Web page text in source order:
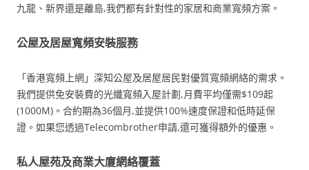
九龍、新界還是離島,我們都有針對性的家居和商業寬頻方案。
公屋及居屋寬頻安裝服務
「香港寬頻上網」深知公屋及居屋居民對優質寬頻網絡的需求。
我們提供免安裝費的光纖寬頻入屋計劃,月費平均僅需$109起
(1000M)。合約期為36個月,並提供100%速度保證和低時延保
證。如果您透過Telecombrother申請,還可獲得額外的優惠。
私人屋苑及商業大廈網絡覆蓋